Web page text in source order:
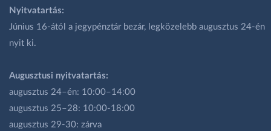
Nyitvatartás:
Június 16-ától a jegypénztár bezár, legközelebb augusztus 24-én
nyit ki.
Augusztusi nyitvatartás:
augusztus 24–én: 10:00–14:00
augusztus 25–28: 10:00-18:00
augusztus 29-30: zárva